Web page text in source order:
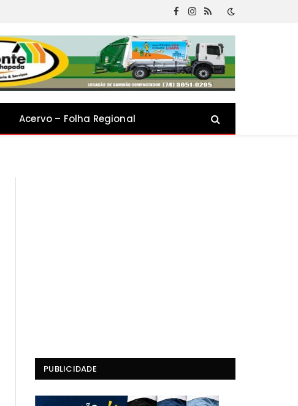
Facebook
Instagram
RSS
Acervo – Folha Regional
PUBLICIDADE